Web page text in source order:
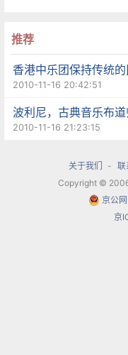
石、呼叫、击弓等
奇。在上演了斯特
到听众们仍然激动
美的《良宵》，把
建国(本报伯尔尼今
推荐
香港中乐团保持传统
2010-11-16 20:42:51
波利尼，古典音乐布
2010-11-16 21:23:15
关于我们 - 联
Copyright ©
京公
京